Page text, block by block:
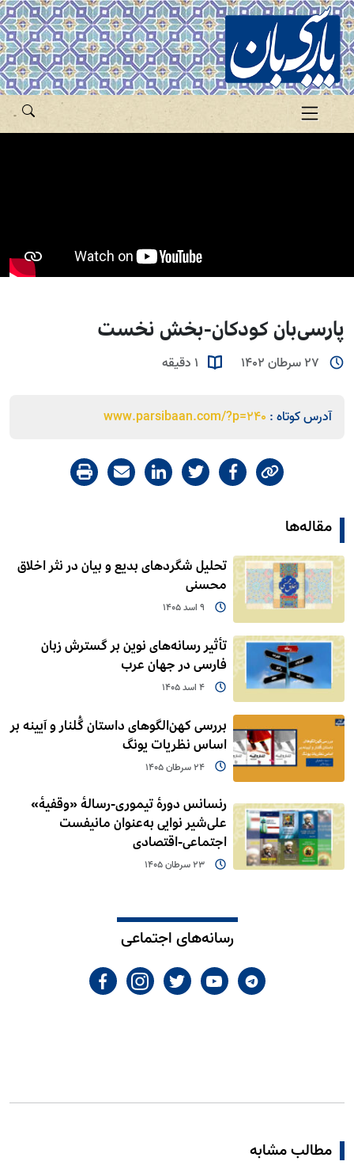
پارسی‌بان کودکان-بخش نخست
27 سرطان 1402 1 دقیقه
آدرس کوتاه : www.parsibaan.com/?p=240
مقاله‌ها
تحلیل شگردهای بدیع و بیان در نثر اخلاق
محسنی
9 اسد 1405
تأثیر رسانه‌های نوین بر گسترش زبان
فارسی در جهان عرب
4 اسد 1405
بررسی کهن‌الگوهای داستان گُلنار و آیینه بر
اساس نظریات یونگ
24 سرطان 1405
رنسانس دورۀ تیموری-رسالۀ «وقفیۀ»
علی‌شیر نوایی به‌عنوان مانیفست
اجتماعی-اقتصادی
23 سرطان 1405
رسانه‌های اجتماعی
مطالب مشابه